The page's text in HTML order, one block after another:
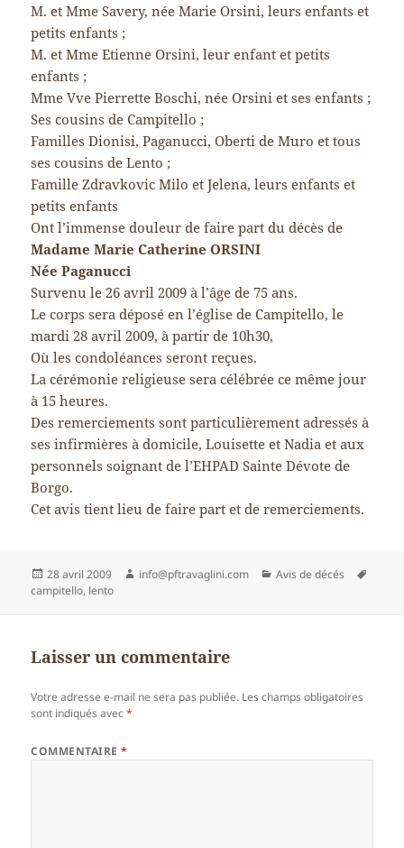
M. et Mme Savery, née Marie Orsini, leurs enfants et
petits enfants ;
M. et Mme Etienne Orsini, leur enfant et petits
enfants ;
Mme Vve Pierrette Boschi, née Orsini et ses enfants ;
Ses cousins de Campitello ;
Familles Dionisi, Paganucci, Oberti de Muro et tous
ses cousins de Lento ;
Famille Zdravkovic Milo et Jelena, leurs enfants et
petits enfants
Ont l’immense douleur de faire part du décès de
Madame Marie Catherine ORSINI
Née Paganucci
Survenu le 26 avril 2009 à l’âge de 75 ans.
Le corps sera déposé en l’église de Campitello, le
mardi 28 avril 2009, à partir de 10h30,
Où les condoléances seront reçues.
La cérémonie religieuse sera célébrée ce même jour
à 15 heures.
Des remerciements sont particulièrement adressés à
ses infirmières à domicile, Louisette et Nadia et aux
personnels soignant de l’EHPAD Sainte Dévote de
Borgo.
Cet avis tient lieu de faire part et de remerciements.
Publié
le
28 avril 2009 Auteur
info@pftravaglini.com Catégories
Avis de décés
campitello, lento
Laisser un commentaire
Votre adresse e-mail ne sera pas publiée. Les champs obligatoires
sont indiqués avec*
COMMENTAIRE*